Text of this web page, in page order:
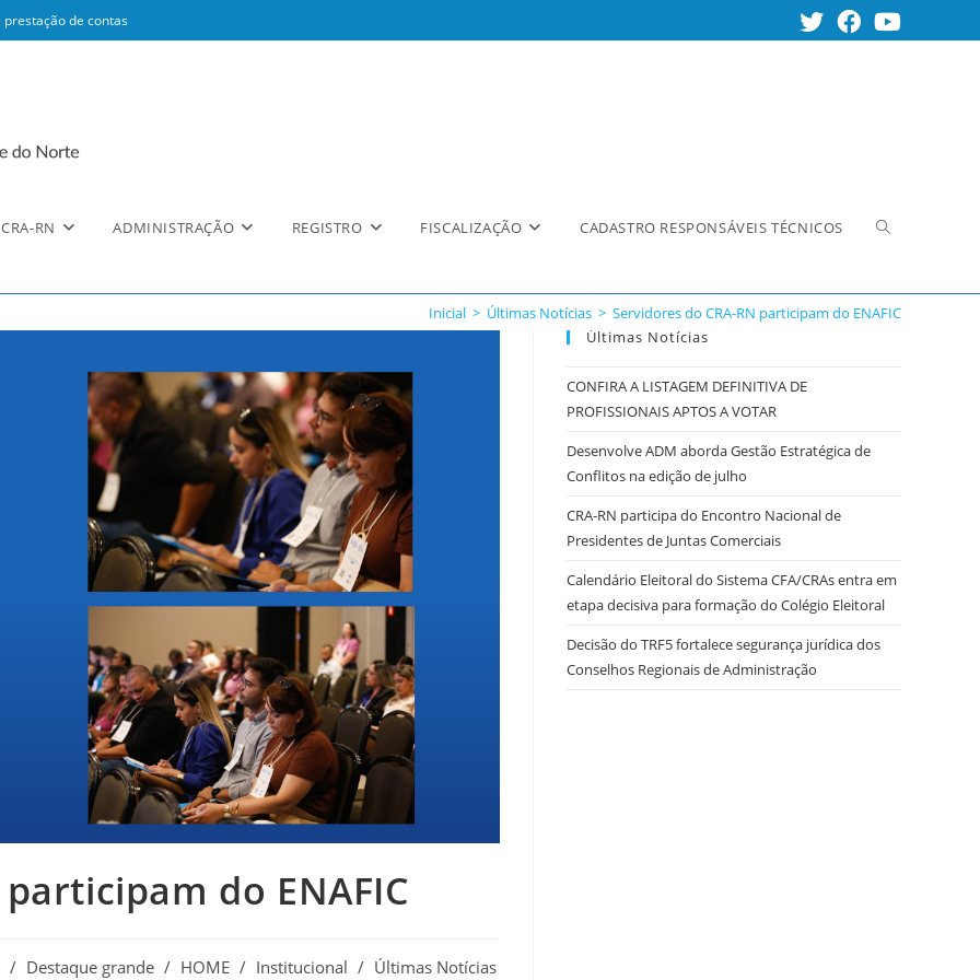
de contas
CRA-RN ADMINISTRAÇÃO REGISTRO FISCALIZAÇÃO CADASTRO RESPONSÁVEIS TÉCNICOS Alternar
Inicial > Últimas Notícias > Servidores do CRA-RN participam do ENAFIC
do ENAFIC
/ Destaque grande / HOME / Institucional / Últimas Notícias
Últimas Notícias
CONFIRA A LISTAGEM DEFINITIVA DE
PROFISSIONAIS APTOS A VOTAR
Desenvolve ADM aborda Gestão Estratégica de
Conflitos na edição de julho
CRA-RN participa do Encontro Nacional de
Presidentes de Juntas Comerciais
Calendário Eleitoral do Sistema CFA/CRAs entra em
etapa decisiva para formação do Colégio Eleitoral
Decisão do TRF5 fortalece segurança jurídica dos
Conselhos Regionais de Administração